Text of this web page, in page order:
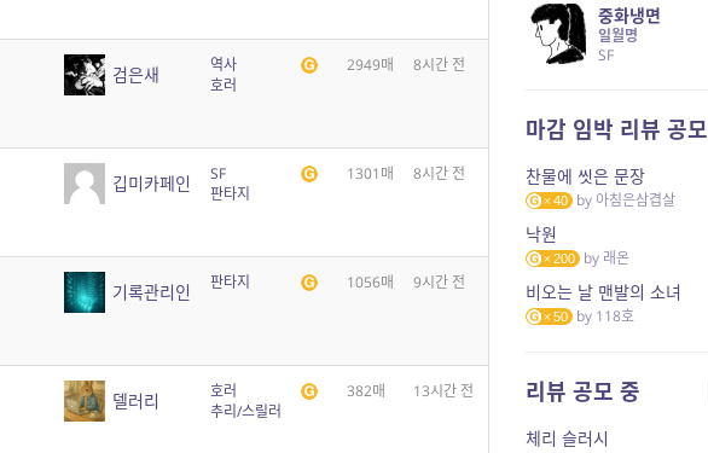
검은새
역사
호러
2949매 8시간 전
깁미카페인
SF
판타지
1301매 8시간 전
기록관리인 판타지 1056매 9시간 전
델러리
호러
추리/스릴러
382매 13시간 전
중화냉면
일월명
SF
마감 임박 리뷰 공모
찬물에 씻은 문장
40 by 아침은삼겹살
낙원
200 by 래온
비오는 날 맨발의 소녀
50 by 118호
리뷰 공모 중
체리 슬러시